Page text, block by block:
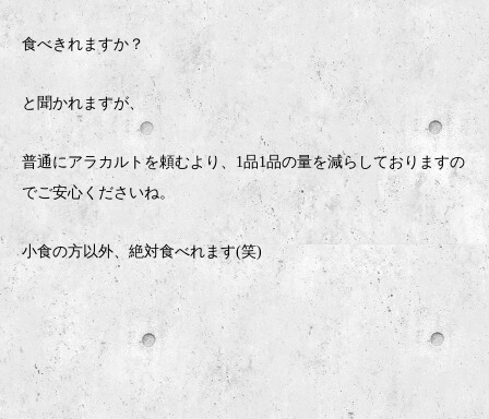
食べきれますか？
と聞かれますが、
普通にアラカルトを頼むより、1品1品の量を減らしておりますの
でご安心くださいね。
小食の方以外、絶対食べれます(笑)